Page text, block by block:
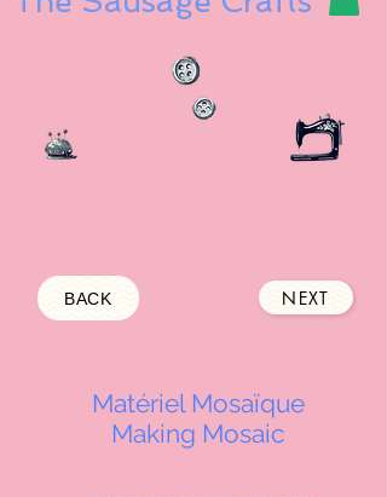
BACK NEXT
Matériel Mosaïque
Making Mosaic